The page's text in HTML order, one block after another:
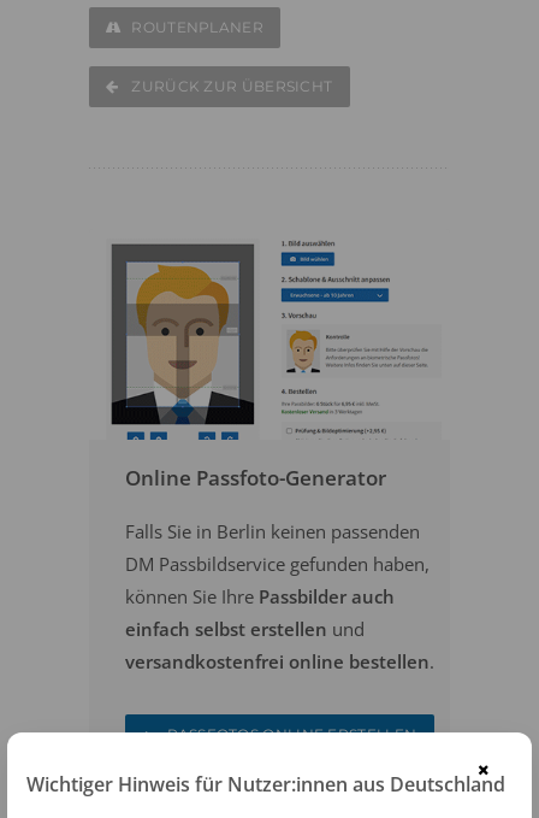
ROUTENPLANER
ZURÜCK ZUR ÜBERSICHT
Online Passfoto-Generator
Falls Sie in Berlin keinen passenden
DM Passbildservice gefunden haben,
können Sie Ihre Passbilder auch
einfach selbst erstellen und
versandkostenfrei online bestellen.
PASSFOTOS ONLINE ERSTELLEN
×
Wichtiger Hinweis für Nutzer:innen aus Deutschland